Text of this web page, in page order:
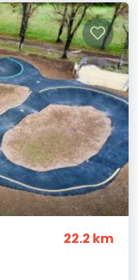
22.2 km